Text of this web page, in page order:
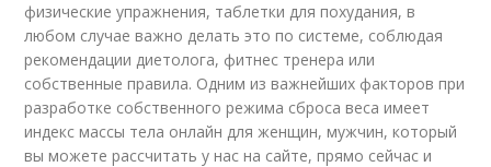
физические упражнения, таблетки для похудания, в
любом случае важно делать это по системе, соблюдая
рекомендации диетолога, фитнес тренера или
собственные правила. Одним из важнейших факторов при
разработке собственного режима сброса веса имеет
индекс массы тела онлайн для женщин, мужчин, который
вы можете рассчитать у нас на сайте, прямо сейчас и